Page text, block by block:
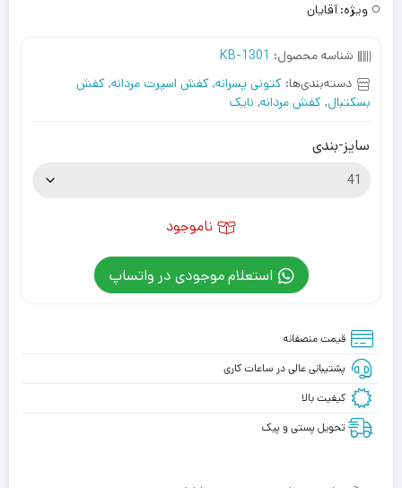
ویژه: آقایان
شناسه محصول: KB-1301
دسته‌بندی‌ها: کتونی پسرانه, کفش اسپرت مردانه, کفش
بسکتبال, کفش مردانه, نایک
سایز-بندی
ناموجود
استعلام موجودی در واتساپ
قیمت منصفانه
پشتیبانی عالی در ساعات کاری
کیفیت بالا
تحویل پستی و پیک